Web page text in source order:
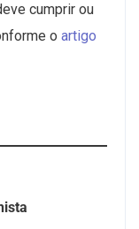
cumprir ou
o artigo